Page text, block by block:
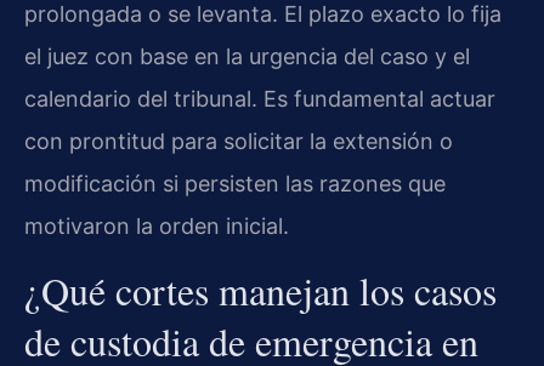
prolongada o se levanta. El plazo exacto lo fija
el juez con base en la urgencia del caso y el
calendario del tribunal. Es fundamental actuar
con prontitud para solicitar la extensión o
modificación si persisten las razones que
motivaron la orden inicial.
¿Qué cortes manejan los casos
de custodia de emergencia en